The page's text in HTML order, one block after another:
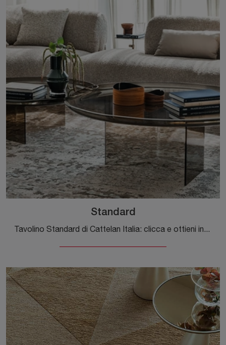
Standard
Tavolino Standard di Cattelan Italia: clicca e ottieni informazioni sui Complementi e tavolini moderni in vetro del noto e rinomato marchio!